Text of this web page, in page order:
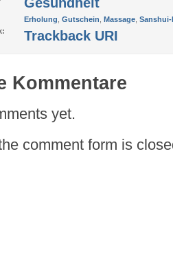
Erholung Gutschein Massage, Sanshui-
Trackback URI
Kommentare
yet.
comment form is